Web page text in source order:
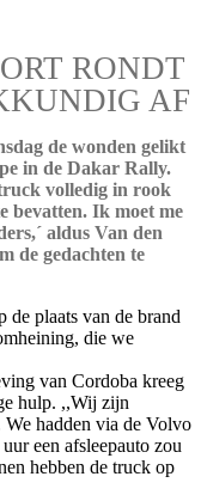
RONDT
AF
de wonden gelikt
in de Dakar Rally.
volledig in rook
bevatten. Ik moet me
aldus Van den
de gedachten te
de plaats van de brand
die we
van Cordoba kreeg
hulp. ,,Wij zijn
hadden via de Volvo
een afsleepauto zou
hebben de truck op